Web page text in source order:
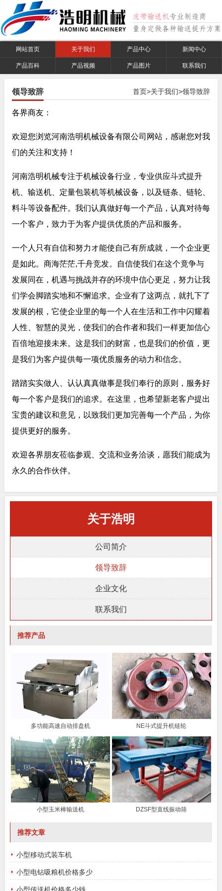
网站首页 关于我们 产品中心 新闻中心
产品百科 产品视频 产品图片 联系我们
领导致辞 首页>关于我们>领导致辞
各界商友：
欢迎您浏览河南浩明机械设备有限公司网站，感谢您对我
们的关注和支持！
河南浩明机械专注于机械设备行业，专业供应斗式提升
机、输送机、定量包装机等机械设备，以及链条、链轮、
料斗等设备配件。我们认真做好每一个产品，认真对待每
一个客户，致力于为客户提供优质的产品和服务。
一个人只有自信和努力オ能使自己有所成就，一个企业更
是如此。商海茫茫,千舟竞发。自信使我们在这个竟争与
发展同在，机遇与挑战并存的环境中信心更足，努力让我
们学会脚踏实地和不懈追求。企业有了这两点，就扎下了
发展的根，它使企业里的每一个人在生活和工作中闪耀着
人性、智慧的灵光，使我们的合作者和我们一样更加信心
百倍地迎接未来。这是我们的财富，也是我们的价值，更
是我们为客户提供每一项优质服务的动力和信念。
踏踏实实做人、认认真真做事是我们奉行的原则，服务好
每一个客户是我们的追求。在这里，也希望新老客户提出
宝贵的建议和意见，以致我们更加完善每一个产品，为你
提供更好的服务。
欢迎各界朋友莅临参观、交流和业务洽谈，愿我们能成为
永久的合作伙伴。
关于浩明
公司简介
领导致辞
企业文化
联系我们
推荐产品
多功能高速自动排盘机 NE斗式提升机链轮
小型玉米棒输送机 DZSF型直线振动筛
推荐文章
小型移动式装车机
小型电钻吸粮机价格多少